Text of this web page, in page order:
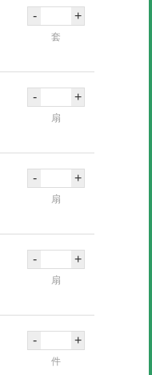
- +
套
- +
扇
- +
扇
- +
扇
- +
件